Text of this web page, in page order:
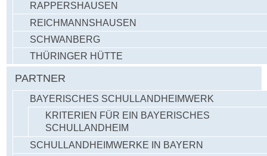
RAPPERSHAUSEN
REICHMANNSHAUSEN
SCHWANBERG
THÜRINGER HÜTTE
PARTNER
BAYERISCHES SCHULLANDHEIMWERK
KRITERIEN FÜR EIN BAYERISCHES
SCHULLANDHEIM
SCHULLANDHEIMWERKE IN BAYERN